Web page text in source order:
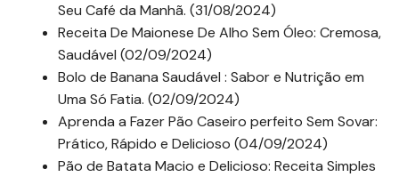
Seu Café da Manhã. (31/08/2024)
Receita De Maionese De Alho Sem Óleo: Cremosa,
Saudável (02/09/2024)
Bolo de Banana Saudável : Sabor e Nutrição em
Uma Só Fatia. (02/09/2024)
Aprenda a Fazer Pão Caseiro perfeito Sem Sovar:
Prático, Rápido e Delicioso (04/09/2024)
Pão de Batata Macio e Delicioso: Receita Simples